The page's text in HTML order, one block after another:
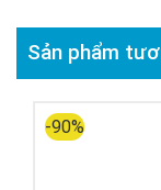
Sản phẩm
-90%